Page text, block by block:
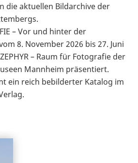
die aktuellen Bildarchive der
– Vor und hinter der
8. November 2026 bis 27. Juni
– Raum für Fotografie der
Mannheim präsentiert.
ein reich bebilderter Katalog im